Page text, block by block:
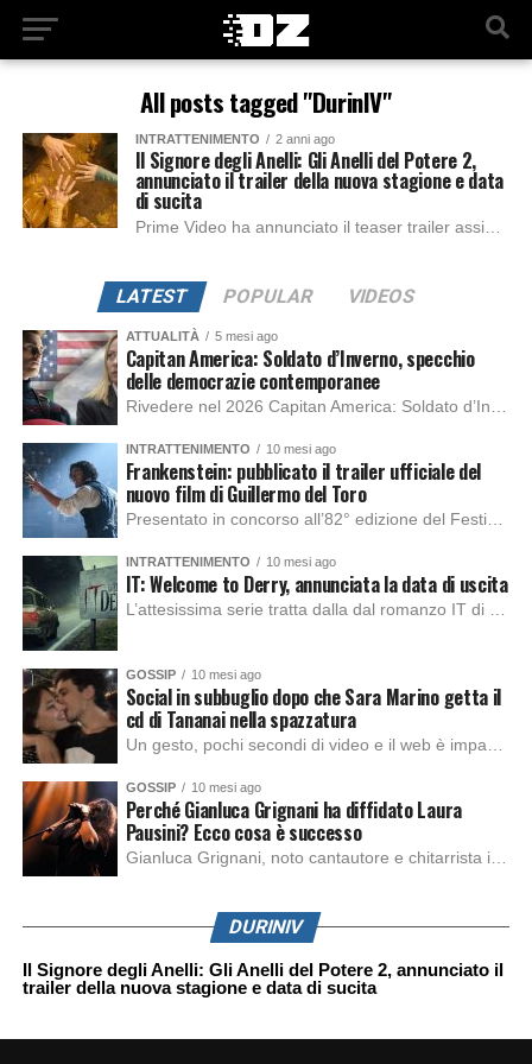
All posts tagged "DurinIV"
INTRATTENIMENTO 2 anni ago
Il Signore degli Anelli: Gli Anelli del Potere 2,
annunciato il trailer della nuova stagione e data
di sucita
LATEST POPULAR VIDEOS
ATTUALITÀ 5 mesi ago
Capitan America: Soldato d’Inverno, specchio
delle democrazie contemporanee
INTRATTENIMENTO 10 mesi ago
Frankenstein: pubblicato il trailer ufficiale del
nuovo film di Guillermo del Toro
INTRATTENIMENTO 10 mesi ago
IT: Welcome to Derry, annunciata la data di uscita
GOSSIP 10 mesi ago
Social in subbuglio dopo che Sara Marino getta il
cd di Tananai nella spazzatura
GOSSIP 10 mesi ago
Perché Gianluca Grignani ha diffidato Laura
Pausini? Ecco cosa è successo
DURINIV
Il Signore degli Anelli: Gli Anelli del Potere 2, annunciato il
trailer della nuova stagione e data di sucita